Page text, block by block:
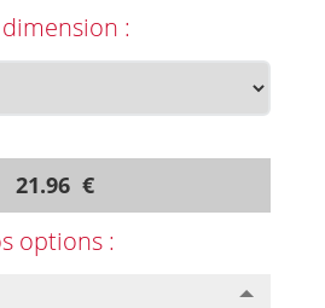
:
21.96 €
options :